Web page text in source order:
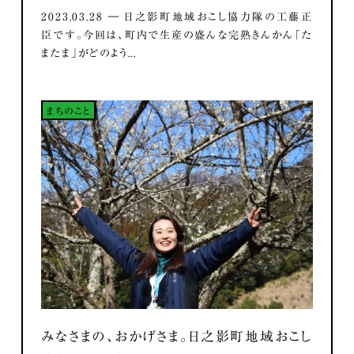
2023.03.28 ― 日之影町地域おこし協力隊の工藤正
臣です。今回は、町内で生産の盛んな完熟きんかん「た
またま」がどのよう...
まちのこと
みなさまの、おかげさま。日之影町地域おこし